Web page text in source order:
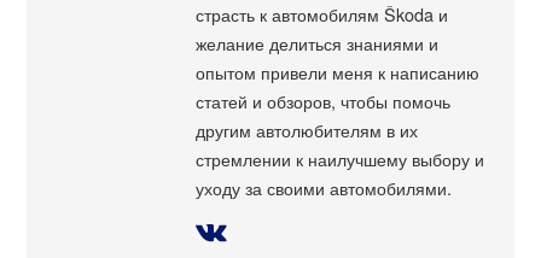
страсть к автомобилям Škoda и
желание делиться знаниями и
опытом привели меня к написанию
статей и обзоров, чтобы помочь
другим автолюбителям в их
стремлении к наилучшему выбору и
уходу за своими автомобилями.